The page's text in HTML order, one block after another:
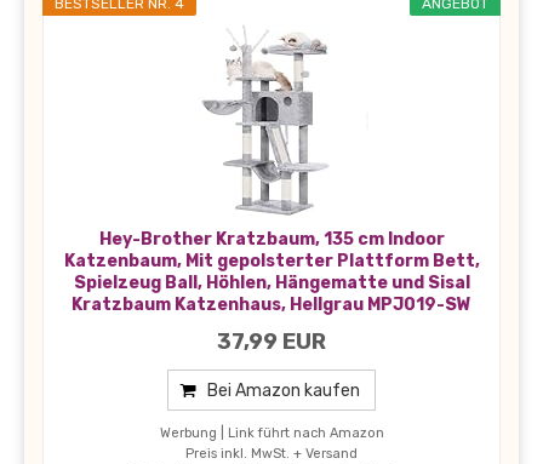
ANGEBOT
BESTSELLER NR. 4
Hey-Brother Kratzbaum, 135 cm Indoor
Katzenbaum, Mit gepolsterter Plattform Bett,
Spielzeug Ball, Höhlen, Hängematte und Sisal
Kratzbaum Katzenhaus, Hellgrau MPJ019-SW
37,99 EUR
Bei Amazon kaufen
Werbung | Link führt nach Amazon
Preis inkl. MwSt. + Versand